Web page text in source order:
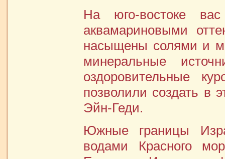
На юго-востоке
аквамариновыми
насыщены солями и
минеральные
оздоровительные
позволили создать в
Эйн-Геди.
Южные границы
водами Красного